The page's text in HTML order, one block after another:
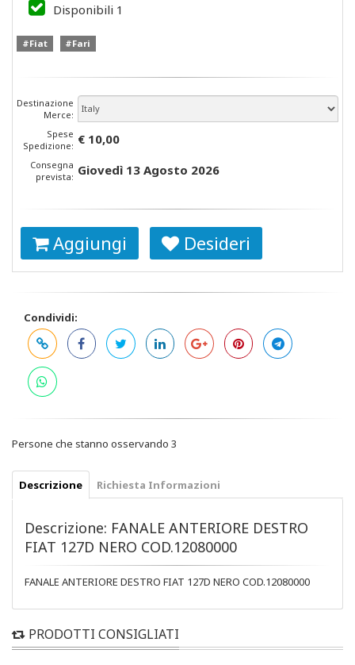
Disponibili 1
#Fiat #Fari
Destinazione
Merce:
Spese
Spedizione: € 10,00
Consegna
prevista: Giovedì 13 Agosto 2026
Aggiungi Desideri
Condividi:
Persone che stanno osservando 3
Descrizione Richiesta Informazioni
Descrizione: FANALE ANTERIORE DESTRO
FIAT 127D NERO COD.12080000
FANALE ANTERIORE DESTRO FIAT 127D NERO COD.12080000
PRODOTTI CONSIGLIATI